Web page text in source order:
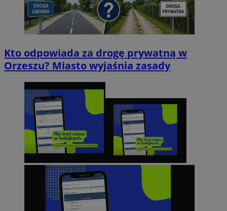
Kto odpowiada za drogę prywatną w
Orzeszu? Miasto wyjaśnia zasady